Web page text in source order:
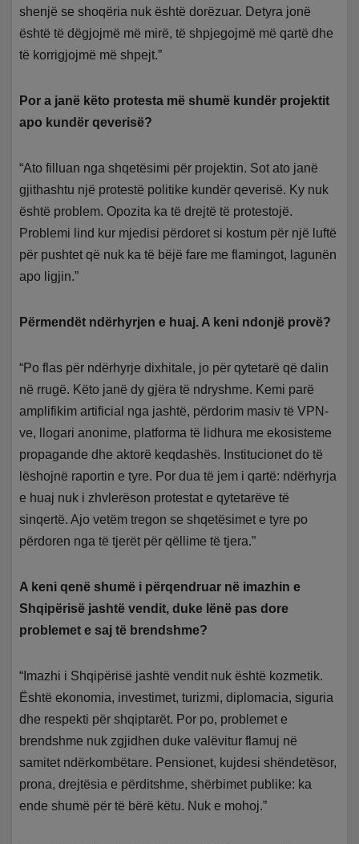
shenjë se shoqëria nuk është dorëzuar. Detyra jonë
është të dëgjojmë më mirë, të shpjegojmë më qartë dhe
të korrigjojmë më shpejt.”
Por a janë këto protesta më shumë kundër projektit
apo kundër qeverisë?
“Ato filluan nga shqetësimi për projektin. Sot ato janë
gjithashtu një protestë politike kundër qeverisë. Ky nuk
është problem. Opozita ka të drejtë të protestojë.
Problemi lind kur mjedisi përdoret si kostum për një luftë
për pushtet që nuk ka të bëjë fare me flamingot, lagunën
apo ligjin.”
Përmendët ndërhyrjen e huaj. A keni ndonjë provë?
“Po flas për ndërhyrje dixhitale, jo për qytetarë që dalin
në rrugë. Këto janë dy gjëra të ndryshme. Kemi parë
amplifikim artificial nga jashtë, përdorim masiv të VPN-
ve, llogari anonime, platforma të lidhura me ekosisteme
propagande dhe aktorë keqdashës. Institucionet do të
lëshojnë raportin e tyre. Por dua të jem i qartë: ndërhyrja
e huaj nuk i zhvlerëson protestat e qytetarëve të
sinqertë. Ajo vetëm tregon se shqetësimet e tyre po
përdoren nga të tjerët për qëllime të tjera.”
A keni qenë shumë i përqendruar në imazhin e
Shqipërisë jashtë vendit, duke lënë pas dore
problemet e saj të brendshme?
“Imazhi i Shqipërisë jashtë vendit nuk është kozmetik.
Është ekonomia, investimet, turizmi, diplomacia, siguria
dhe respekti për shqiptarët. Por po, problemet e
brendshme nuk zgjidhen duke valëvitur flamuj në
samitet ndërkombëtare. Pensionet, kujdesi shëndetësor,
prona, drejtësia e përditshme, shërbimet publike: ka
ende shumë për të bërë këtu. Nuk e mohoj.”